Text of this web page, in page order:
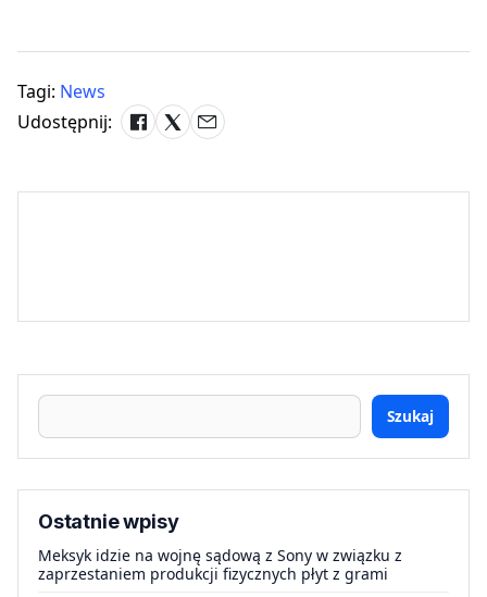
Tagi: News
Udostępnij:
Szukaj
Ostatnie wpisy
Meksyk idzie na wojnę sądową z Sony w związku z
zaprzestaniem produkcji fizycznych płyt z grami